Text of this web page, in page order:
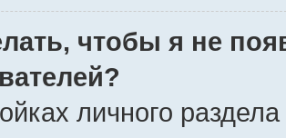
чтобы я не
личного